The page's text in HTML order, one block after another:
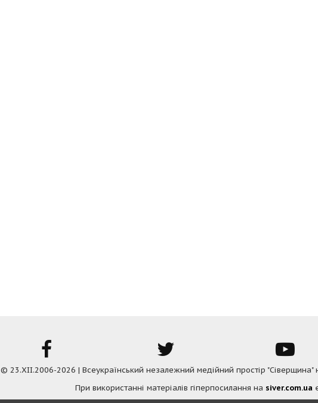
© 23.XII.2006-2026 | Всеукраїнський незалежний медійний простір "Сіверщина"
При використанні матеріалів гіперпосилання на siver.com.ua